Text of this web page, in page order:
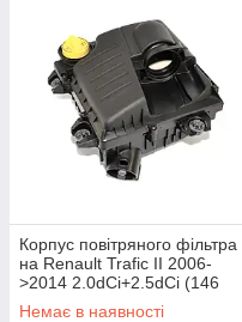
Корпус повітряного фільтра
на Renault Trafic II 2006-
>2014 2.0dCi+2.5dCi (146
л.с.) — PSA - 93861383
Немає в наявності